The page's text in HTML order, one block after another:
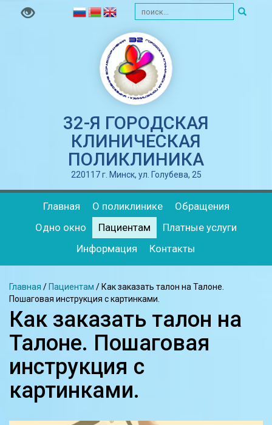
32-Я ГОРОДСКАЯ
КЛИНИЧЕСКАЯ
ПОЛИКЛИНИКА
220117 г. Минск, ул. Голубева, 25
Главная О поликлинике
Обращения
Одно окно
Пациентам
Платные услуги
Информация
Контакты
Главная / Пациентам / Как заказать талон на Талоне.
Пошаговая инструкция с картинками.
Как заказать талон на
Талоне. Пошаговая
инструкция с
картинками.